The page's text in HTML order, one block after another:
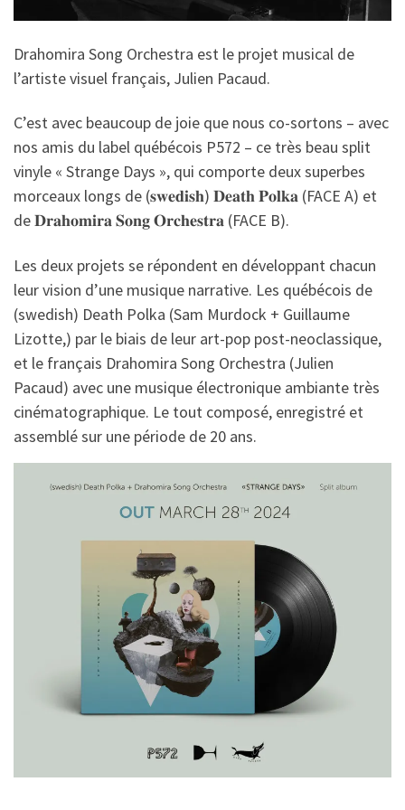
Drahomira Song Orchestra est le projet musical de
l’artiste visuel français, Julien Pacaud.
C’est avec beaucoup de joie que nous co-sortons – avec
nos amis du label québécois P572 – ce très beau split
vinyle « Strange Days », qui comporte deux superbes
morceaux longs de (𝐬𝐰𝐞𝐝𝐢𝐬𝐡) 𝐃𝐞𝐚𝐭𝐡 𝐏𝐨𝐥𝐤𝐚 (FACE A) et
de 𝐃𝐫𝐚𝐡𝐨𝐦𝐢𝐫𝐚 𝐒𝐨𝐧𝐠 𝐎𝐫𝐜𝐡𝐞𝐬𝐭𝐫𝐚 (FACE B).
Les deux projets se répondent en développant chacun
leur vision d’une musique narrative. Les québécois de
(swedish) Death Polka (Sam Murdock + Guillaume
Lizotte,) par le biais de leur art-pop post-neoclassique,
et le français Drahomira Song Orchestra (Julien
Pacaud) avec une musique électronique ambiante très
cinématographique. Le tout composé, enregistré et
assemblé sur une période de 20 ans.